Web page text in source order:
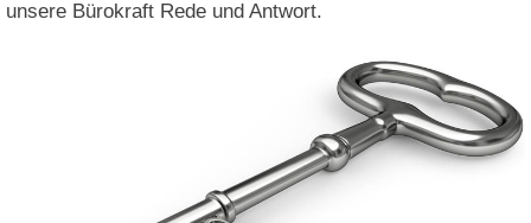
unsere Bürokraft Rede und Antwort.